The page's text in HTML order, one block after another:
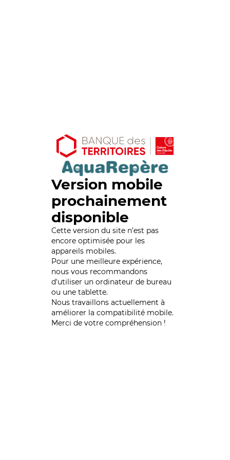
Version mobile
prochainement
disponible
Cette version du site n’est pas
encore optimisée pour les
appareils mobiles.
Pour une meilleure expérience,
nous vous recommandons
d'utiliser un ordinateur de bureau
ou une tablette.
Nous travaillons actuellement à
améliorer la compatibilité mobile.
Merci de votre compréhension !